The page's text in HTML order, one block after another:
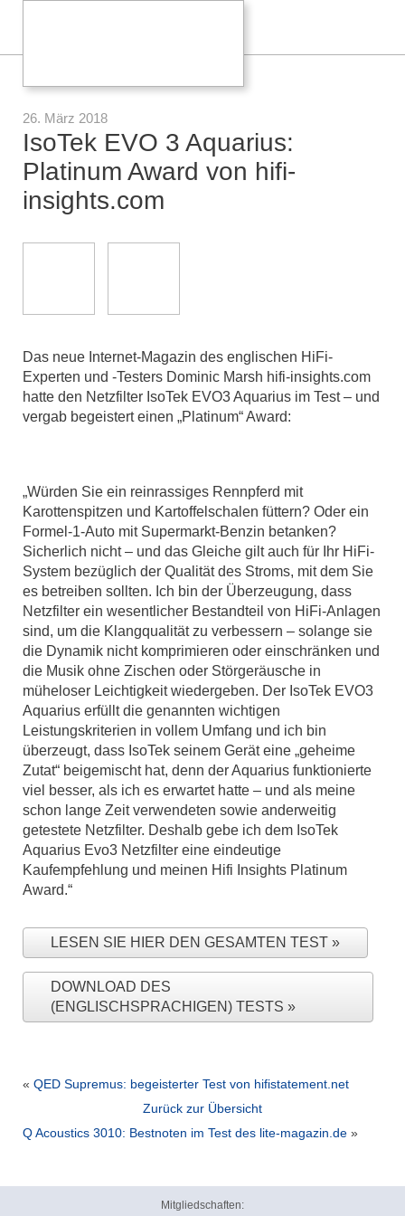
26. März 2018
IsoTek EVO 3 Aquarius:
Platinum Award von hifi-
insights.com
Das neue Internet-Magazin des englischen HiFi-
Experten und -Testers Dominic Marsh hifi-insights.com
hatte den Netzfilter IsoTek EVO3 Aquarius im Test – und
vergab begeistert einen „Platinum“ Award:
„Würden Sie ein reinrassiges Rennpferd mit
Karottenspitzen und Kartoffelschalen füttern? Oder ein
Formel-1-Auto mit Supermarkt-Benzin betanken?
Sicherlich nicht – und das Gleiche gilt auch für Ihr HiFi-
System bezüglich der Qualität des Stroms, mit dem Sie
es betreiben sollten. Ich bin der Überzeugung, dass
Netzfilter ein wesentlicher Bestandteil von HiFi-Anlagen
sind, um die Klangqualität zu verbessern – solange sie
die Dynamik nicht komprimieren oder einschränken und
die Musik ohne Zischen oder Störgeräusche in
müheloser Leichtigkeit wiedergeben. Der IsoTek EVO3
Aquarius erfüllt die genannten wichtigen
Leistungskriterien in vollem Umfang und ich bin
überzeugt, dass IsoTek seinem Gerät eine „geheime
Zutat“ beigemischt hat, denn der Aquarius funktionierte
viel besser, als ich es erwartet hatte – und als meine
schon lange Zeit verwendeten sowie anderweitig
getestete Netzfilter. Deshalb gebe ich dem IsoTek
Aquarius Evo3 Netzfilter eine eindeutige
Kaufempfehlung und meinen Hifi Insights Platinum
Award.“
LESEN SIE HIER DEN GESAMTEN TEST
DOWNLOAD DES
(ENGLISCHSPRACHIGEN) TESTS
« QED Supremus: begeisterter Test von hifistatement.net
Zurück zur Übersicht
Q Acoustics 3010: Bestnoten im Test des lite-magazin.de »
Mitgliedschaften: